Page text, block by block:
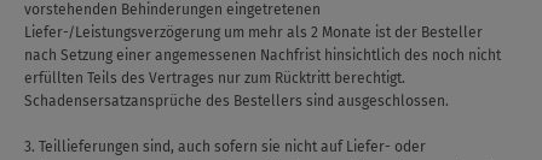
vorstehenden Behinderungen eingetretenen
Liefer-/Leistungsverzögerung um mehr als 2 Monate ist der Besteller
nach Setzung einer angemessenen Nachfrist hinsichtlich des noch nicht
erfüllten Teils des Vertrages nur zum Rücktritt berechtigt.
Schadensersatzansprüche des Bestellers sind ausgeschlossen.
3. Teillieferungen sind, auch sofern sie nicht auf Liefer- oder